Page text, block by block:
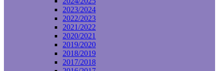
2023/2024
2022/2023
2021/2022
2020/2021
2019/2020
2018/2019
2017/2018